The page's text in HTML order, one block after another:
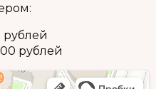
рублей